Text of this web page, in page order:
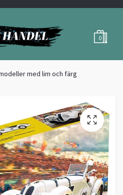
0
med lim och färg